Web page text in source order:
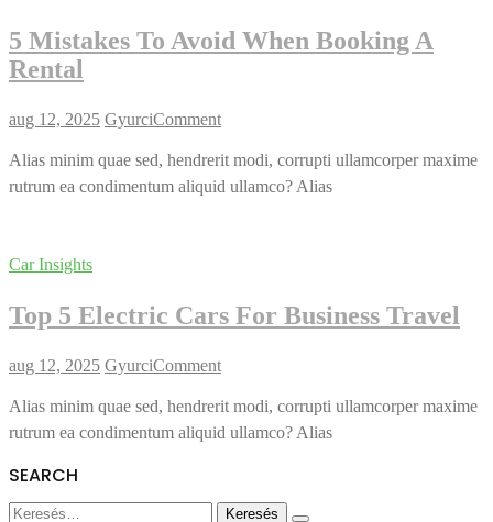
5 Mistakes To Avoid When Booking A
Rental
aug 12, 2025 GyurciCommenton
Mistakes
To
Avoid
Alias minim quae sed, hendrerit modi, corrupti ullamcorper maxime
rutrum ea condimentum aliquid ullamco? Alias
Car Insights
Top 5 Electric Cars For Business Travel
aug 12, 2025 GyurciCommenton
5
Electric
Cars
Travel
Alias minim quae sed, hendrerit modi, corrupti ullamcorper maxime
rutrum ea condimentum aliquid ullamco? Alias
SEARCH
Keresés: